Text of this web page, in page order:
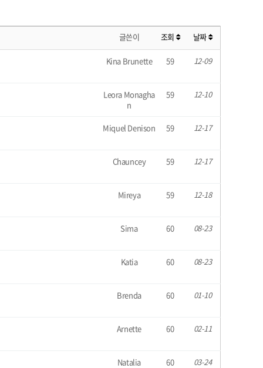
글쓴이 조회 날짜
Kina Brunette 59 12-09
Leora Monagha
n
59 12-10
Miquel Denison 59 12-17
Chauncey 59 12-17
Mireya 59 12-18
Sima 60 08-23
Katia 60 08-23
Brenda 60 01-10
Arnette 60 02-11
Natalia 60 03-24